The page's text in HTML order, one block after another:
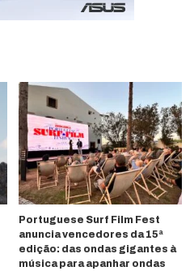
Portuguese Surf Film Fest
anuncia vencedores da 15ª
edição: das ondas gigantes à
música para apanhar ondas